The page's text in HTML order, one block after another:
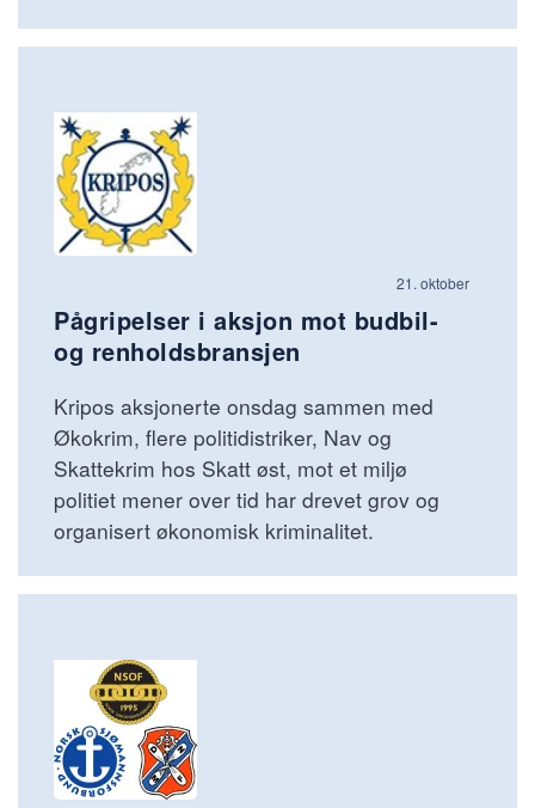
21. oktober
Pågripelser i aksjon mot budbil-
og renholdsbransjen
Kripos aksjonerte onsdag sammen med
Økokrim, flere politidistriker, Nav og
Skattekrim hos Skatt øst, mot et miljø
politiet mener over tid har drevet grov og
organisert økonomisk kriminalitet.